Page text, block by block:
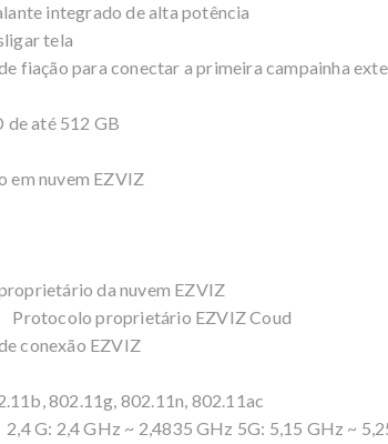
integrado de alta potência
tela
fiação para conectar a primeira campainha
de até 512 GB
em nuvem EZVIZ
da nuvem EZVIZ
Protocolo proprietário EZVIZ Coud
conexão EZVIZ
802.11g, 802.11n, 802.11ac
G: 2,4 GHz ~ 2,4835 GHz 5G: 5,15 GHz ~